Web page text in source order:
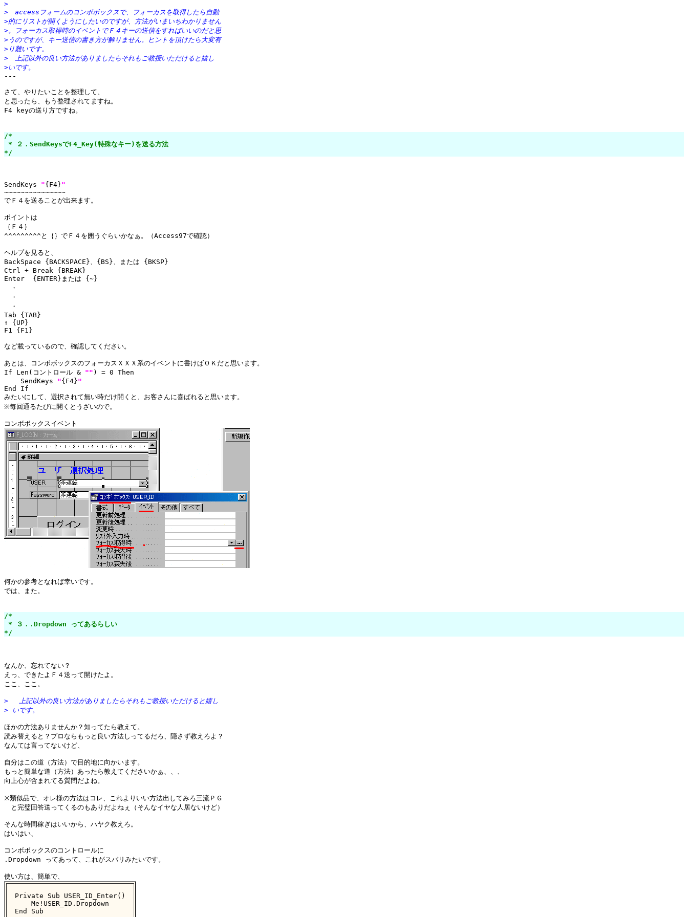
>
>　accessフォームのコンボボックスで、フォーカスを取得したら自動
>的にリストが開くようにしたいのですが、方法がいまいちわかりません
>。フォーカス取得時のイベントでＦ４キーの送信をすればいいのだと思
>うのですが、キー送信の書き方が解りません。ヒントを頂けたら大変有
>り難いです。
>　上記以外の良い方法がありましたらそれもご教授いただけると嬉し
>いです。
---
さて、やりたいことを整理して、
と思ったら、もう整理されてますね。
F4 keyの送り方ですね。
/*
* ２．SendKeysでF4_Key(特殊なキー)を送る方法
*/
SendKeys "{F4}"
~~~~~~~~~~~~~~~
でＦ４を送ることが出来ます。
ポイントは
｛Ｆ４｝
^^^^^^^^^と｛｝でＦ４を囲うぐらいかなぁ。（Access97で確認）
ヘルプを見ると、
BackSpace {BACKSPACE}、{BS}、または {BKSP}
Ctrl + Break {BREAK}
Enter  {ENTER}または {~}
・
・
・
Tab {TAB}
↑ {UP}
F1 {F1}
など載っているので、確認してください。
あとは、コンボボックスのフォーカスＸＸＸ系のイベントに書けばＯＫだと思います。
If Len(コントロール & "" ) = 0 Then
    SendKeys
"{F4}"
End If
みたいにして、選択されて無い時だけ開くと、お客さんに喜ばれると思います。
※毎回通るたびに開くとうざいので。
何かの参考となれば幸いです。
では、また。
/*
* ３．.Dropdown ってあるらしい
*/
なんか、忘れてない？
えっ、できたよＦ４送って開けたよ。
ここ、ここ。
> 　上記以外の良い方法がありましたらそれもご教授いただけると嬉し
> いです。
ほかの方法ありませんか？知ってたら教えて。
読み替えると？プロならもっと良い方法しってるだろ、隠さず教えろよ？
なんては言ってないけど、
自分はこの道（方法）で目的地に向かいます。
もっと簡単な道（方法）あったら教えてくださいかぁ、、、
向上心が含まれてる質問だよね。
※類似品で、オレ様の方法はコレ、これよりいい方法出してみろ三流ＰＧ
と完璧回答送ってくるのもありだよねぇ（そんなイヤな人居ないけど）
そんな時間稼ぎはいいから、ハヤク教えろ。
はいはい、
コンボボックスのコントロールに
.Dropdown ってあって、これがスバリみたいです。
Private Sub USER_ID_Enter()
    Me!USER_ID.Dropdown
End Sub